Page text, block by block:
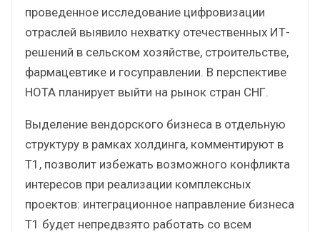
проведенное исследование цифровизации
отраслей выявило нехватку отечественных ИТ-
решений в сельском хозяйстве, строительстве,
фармацевтике и госуправлении. В перспективе
НОТА планирует выйти на рынок стран СНГ.
Выделение вендорского бизнеса в отдельную
структуру в рамках холдинга, комментируют в
Т1, позволит избежать возможного конфликта
интересов при реализации комплексных
проектов: интеграционное направление бизнеса
Т1 будет непредвзято работать со всем